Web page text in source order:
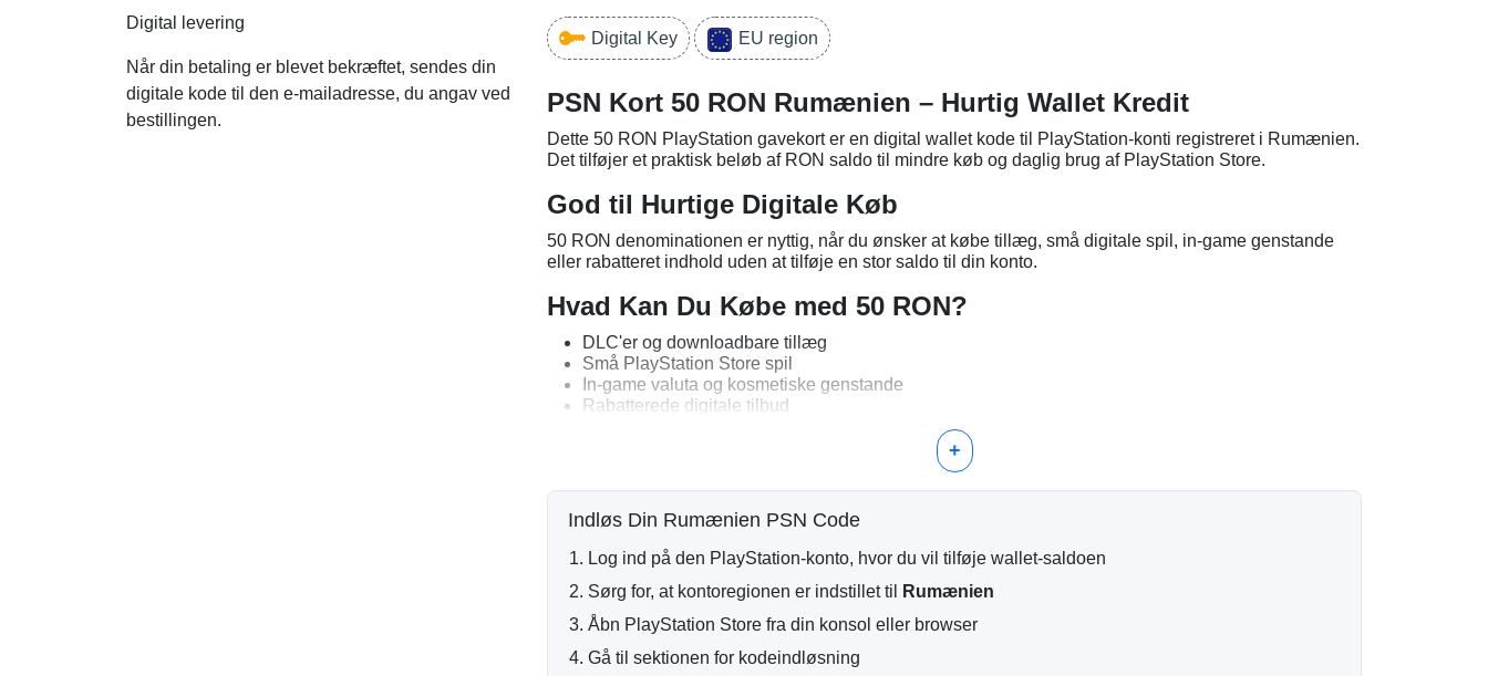
Digital levering
Når din betaling er blevet bekræftet, sendes din
digitale kode til den e-mailadresse, du angav ved
bestillingen.
Digital Key EU region
PSN Kort 50 RON Rumænien – Hurtig Wallet Kredit
Dette 50 RON PlayStation gavekort er en digital wallet kode til PlayStation-konti registreret i Rumænien.
Det tilføjer et praktisk beløb af RON saldo til mindre køb og daglig brug af PlayStation Store.
God til Hurtige Digitale Køb
50 RON denominationen er nyttig, når du ønsker at købe tillæg, små digitale spil, in-game genstande
eller rabatteret indhold uden at tilføje en stor saldo til din konto.
Hvad Kan Du Købe med 50 RON?
DLC'er og downloadbare tillæg
Små PlayStation Store spil
In-game valuta og kosmetiske genstande
Rabatterede digitale tilbud
Hurtig og Pålidelig Digital Levering
ordrer behandles automatisk, så du kan indløse din kode kort efter kassen.
Rumænsk Konto Kompatibilitet
Vigtigt:
Rumænske PlayStation koder kan ikke indløses på konti fra andre regioner.
+
Indløs Din Rumænien PSN Code
Log ind på den PlayStation-konto, hvor du vil tilføje wallet-saldoen
Sørg for, at kontoregionen er indstillet til
Rumænien
Åbn PlayStation Store fra din konsol eller browser
Gå til sektionen for kodeindløsning